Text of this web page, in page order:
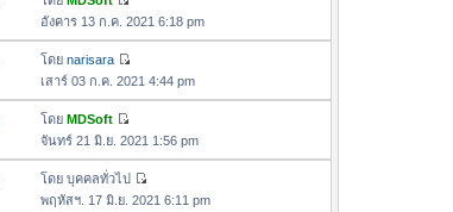
สุ
ม
ล่
สุ
ค
ว
ม
ล่
สุ
ด
ดู
ข้
ค
ว
ม
ล่
า
สุ
อังคาร 13 ก.ค. 2021 6:18 pm
โดย narisara
ดู
ข้
ค
ว
า
ม
เสาร์ 03 ก.ค. 2021 4:44 pm
โดย MDSoft
ดู
ข้
อ
ค
จันทร์ 21 มิ.ย. 2021 1:56 pm
โดย บุคคลทั่วไป
ดู
พฤหัสฯ. 17 มิ.ย. 2021 6:11 pm